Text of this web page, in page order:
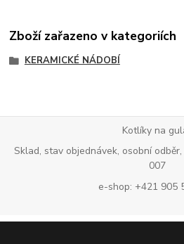
Zboží zařazeno v kategoriích
KERAMICKÉ NÁDOBÍ
Kotlíky na
Sklad, stav objednávek, osobní
007
e-shop: +421 905